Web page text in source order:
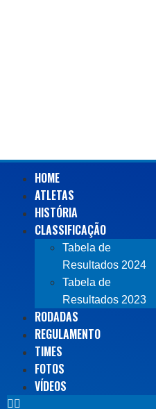
HOME
ATLETAS
HISTÓRIA
CLASSIFICAÇÃO
Tabela de
Resultados 2024
Tabela de
Resultados 2023
RODADAS
REGULAMENTO
TIMES
FOTOS
VÍDEOS